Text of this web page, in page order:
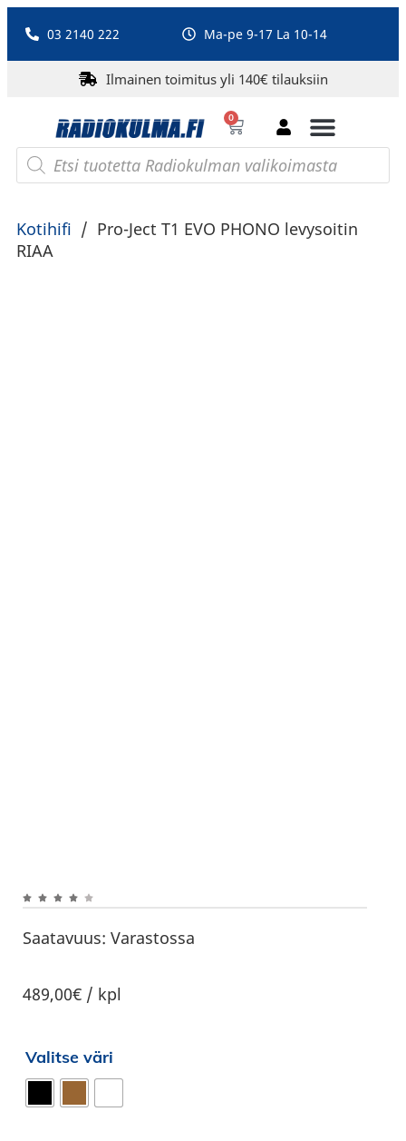
03 2140 222 Ma-pe 9-17 La 10-14
Ilmainen toimitus yli 140€ tilauksiin
0
Kotihifi / Pro-Ject T1 EVO PHONO levysoitin
RIAA
Saatavuus: Varastossa
489,00€ / kpl
Valitse väri